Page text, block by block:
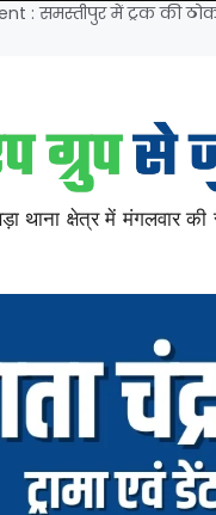
: समस्तीपुर में ट्रक की
थाना क्षेत्र में मंगलवार